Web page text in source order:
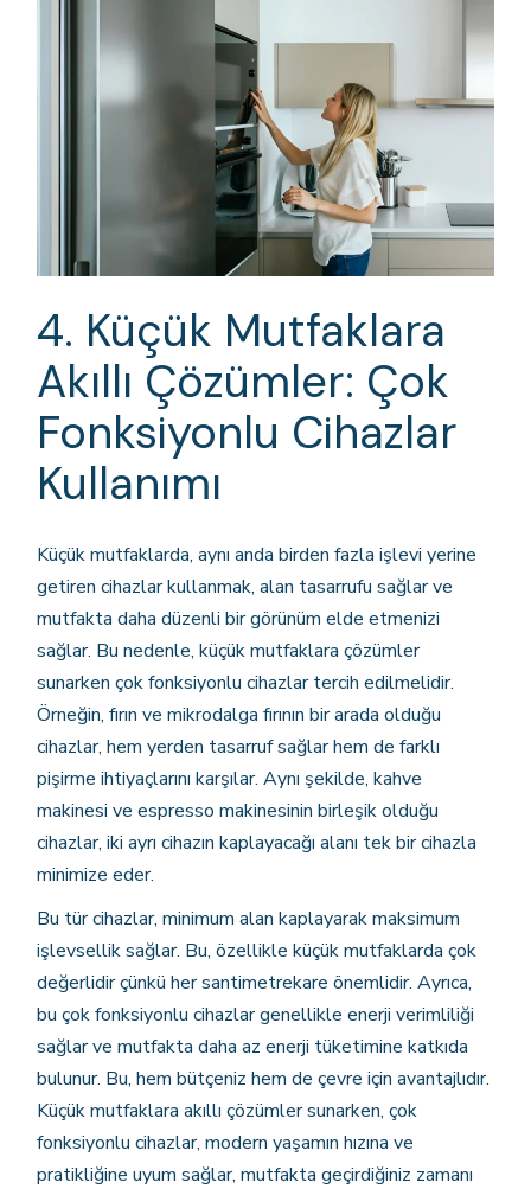
4. Küçük Mutfaklara
Akıllı Çözümler: Çok
Fonksiyonlu Cihazlar
Kullanımı
Küçük mutfaklarda, aynı anda birden fazla işlevi yerine
getiren cihazlar kullanmak, alan tasarrufu sağlar ve
mutfakta daha düzenli bir görünüm elde etmenizi
sağlar. Bu nedenle, küçük mutfaklara çözümler
sunarken çok fonksiyonlu cihazlar tercih edilmelidir.
Örneğin, fırın ve mikrodalga fırının bir arada olduğu
cihazlar, hem yerden tasarruf sağlar hem de farklı
pişirme ihtiyaçlarını karşılar. Aynı şekilde, kahve
makinesi ve espresso makinesinin birleşik olduğu
cihazlar, iki ayrı cihazın kaplayacağı alanı tek bir cihazla
minimize eder.
Bu tür cihazlar, minimum alan kaplayarak maksimum
işlevsellik sağlar. Bu, özellikle küçük mutfaklarda çok
değerlidir çünkü her santimetrekare önemlidir. Ayrıca,
bu çok fonksiyonlu cihazlar genellikle enerji verimliliği
sağlar ve mutfakta daha az enerji tüketimine katkıda
bulunur. Bu, hem bütçeniz hem de çevre için avantajlıdır.
Küçük mutfaklara akıllı çözümler sunarken, çok
fonksiyonlu cihazlar, modern yaşamın hızına ve
pratikliğine uyum sağlar, mutfakta geçirdiğiniz zamanı